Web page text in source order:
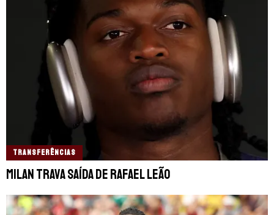
TRANSFERÊNCIAS
Milan trava saída de Rafael Leão